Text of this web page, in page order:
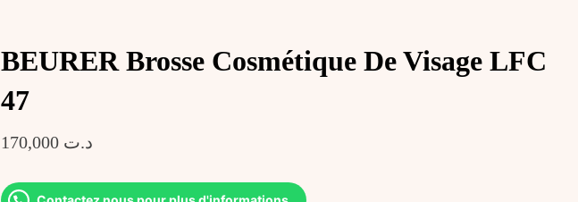
BEURER Brosse Cosmétique De Visage LFC
47
د.ت